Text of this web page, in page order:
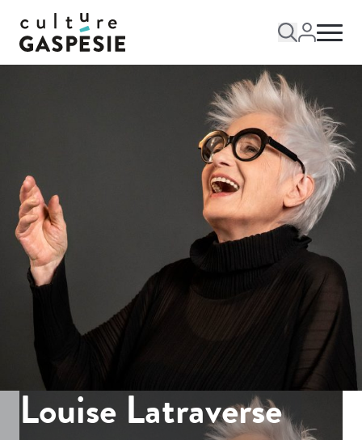
Louise Latraverse